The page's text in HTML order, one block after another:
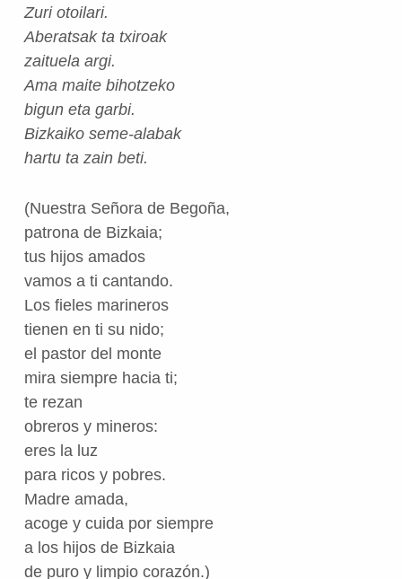
Zuri otoilari.
Aberatsak ta txiroak
zaituela argi.
Ama maite bihotzeko
bigun eta garbi.
Bizkaiko seme-alabak
hartu ta zain beti.
(Nuestra Señora de Begoña,
patrona de Bizkaia;
tus hijos amados
vamos a ti cantando.
Los fieles marineros
tienen en ti su nido;
el pastor del monte
mira siempre hacia ti;
te rezan
obreros y mineros:
eres la luz
para ricos y pobres.
Madre amada,
acoge y cuida por siempre
a los hijos de Bizkaia
de puro y limpio corazón.)